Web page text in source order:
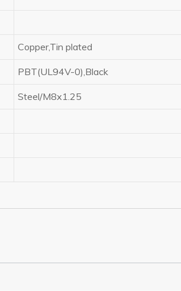
Copper,Tin plated
PBT(UL94V-0),Black
Steel/M8x1.25